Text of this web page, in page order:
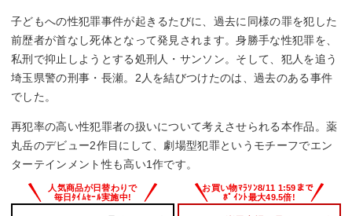
子どもへの性犯罪事件が起きるたびに、過去に同様の罪を犯した
前歴者が首なし死体となって発見されます。身勝手な性犯罪を、
私刑で抑止しようとする処刑人・サンソン。そして、犯人を追う
埼玉県警の刑事・長瀬。2人を結びつけたのは、過去のある事件
でした。
再犯率の高い性犯罪者の扱いについて考えさせられる本作品。薬
丸岳のデビュー2作目にして、劇場型犯罪というモチーフでエン
ターテインメント性も高い1作です。